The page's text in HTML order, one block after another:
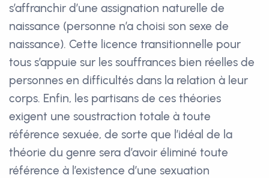
s’affranchir d’une assignation naturelle de
naissance (personne n’a choisi son sexe de
naissance). Cette licence transitionnelle pour
tous s’appuie sur les souffrances bien réelles de
personnes en difficultés dans la relation à leur
corps. Enfin, les partisans de ces théories
exigent une soustraction totale à toute
référence sexuée, de sorte que l’idéal de la
théorie du genre sera d’avoir éliminé toute
référence à l’existence d’une sexuation